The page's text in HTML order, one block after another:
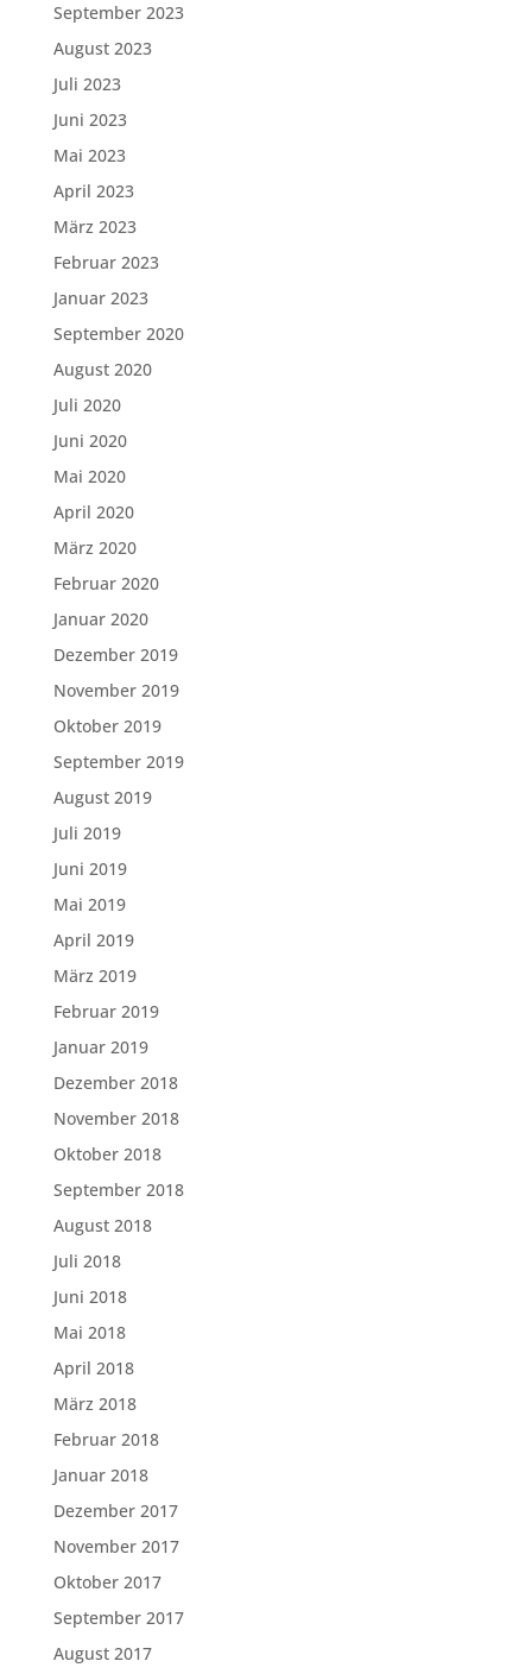
September 2023
August 2023
Juli 2023
Juni 2023
Mai 2023
April 2023
März 2023
Februar 2023
Januar 2023
September 2020
August 2020
Juli 2020
Juni 2020
Mai 2020
April 2020
März 2020
Februar 2020
Januar 2020
Dezember 2019
November 2019
Oktober 2019
September 2019
August 2019
Juli 2019
Juni 2019
Mai 2019
April 2019
März 2019
Februar 2019
Januar 2019
Dezember 2018
November 2018
Oktober 2018
September 2018
August 2018
Juli 2018
Juni 2018
Mai 2018
April 2018
März 2018
Februar 2018
Januar 2018
Dezember 2017
November 2017
Oktober 2017
September 2017
August 2017